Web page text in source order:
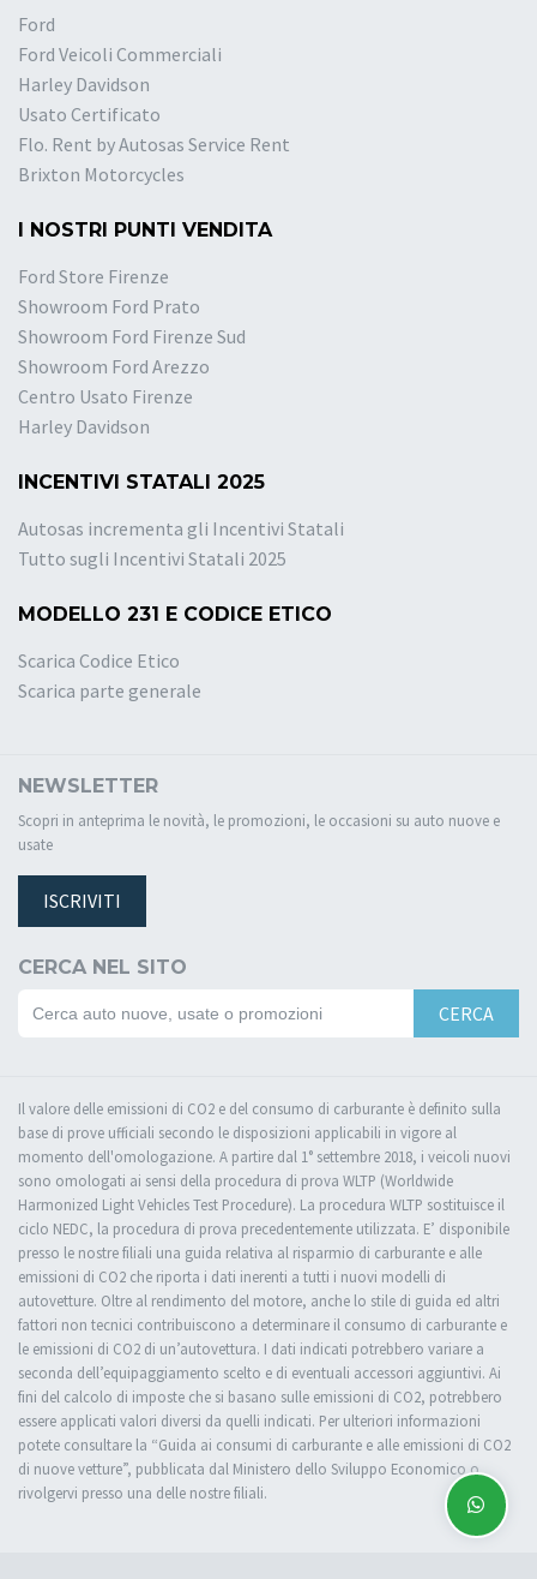
Ford
Ford Veicoli Commerciali
Harley Davidson
Usato Certificato
Flo. Rent by Autosas Service Rent
Brixton Motorcycles
I NOSTRI PUNTI VENDITA
Ford Store Firenze
Showroom Ford Prato
Showroom Ford Firenze Sud
Showroom Ford Arezzo
Centro Usato Firenze
Harley Davidson
INCENTIVI STATALI 2025
Autosas incrementa gli Incentivi Statali
Tutto sugli Incentivi Statali 2025
MODELLO 231 E CODICE ETICO
Scarica Codice Etico
Scarica parte generale
NEWSLETTER
Scopri in anteprima le novità, le promozioni, le occasioni su auto nuove e
usate
ISCRIVITI
CERCA NEL SITO
CERCA
Il valore delle emissioni di CO2 e del consumo di carburante è definito sulla
base di prove ufficiali secondo le disposizioni applicabili in vigore al
momento dell'omologazione. A partire dal 1° settembre 2018, i veicoli nuovi
sono omologati ai sensi della procedura di prova WLTP (Worldwide
Harmonized Light Vehicles Test Procedure). La procedura WLTP sostituisce il
ciclo NEDC, la procedura di prova precedentemente utilizzata. E’ disponibile
presso le nostre filiali una guida relativa al risparmio di carburante e alle
emissioni di CO2 che riporta i dati inerenti a tutti i nuovi modelli di
autovetture. Oltre al rendimento del motore, anche lo stile di guida ed altri
fattori non tecnici contribuiscono a determinare il consumo di carburante e
le emissioni di CO2 di un’autovettura. I dati indicati potrebbero variare a
seconda dell’equipaggiamento scelto e di eventuali accessori aggiuntivi. Ai
fini del calcolo di imposte che si basano sulle emissioni di CO2, potrebbero
essere applicati valori diversi da quelli indicati. Per ulteriori informazioni
potete consultare la “Guida ai consumi di carburante e alle emissioni di CO2
di nuove vetture”, pubblicata dal Ministero dello Sviluppo Economico o
rivolgervi presso una delle nostre filiali.